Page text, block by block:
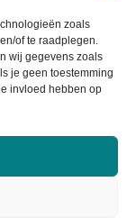
zoals
of te raadplegen.
wij gegevens zoals
je geen toestemming
invloed hebben op